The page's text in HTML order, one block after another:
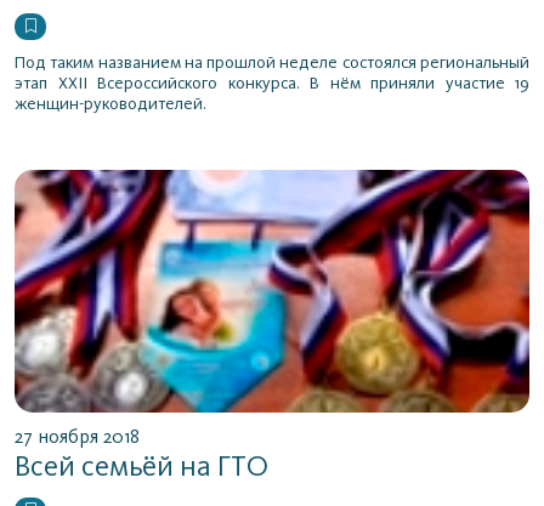
Под таким названием на прошлой неделе состоялся региональный
этап XXII Всероссийского конкурса. В нём приняли участие 19
женщин-руководителей.
27 ноября 2018
Всей семьёй на ГТО